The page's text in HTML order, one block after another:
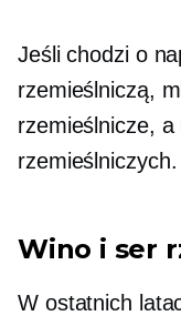
Jeśli chodzi o
rzemieślniczą,
rzemieślnicze,
rzemieślniczych.
Wino i ser
W ostatnich